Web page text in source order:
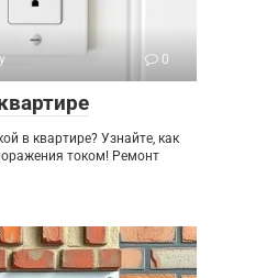
0
в квартире? Узнайте, как
током! Ремонт